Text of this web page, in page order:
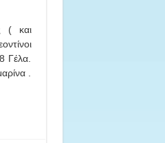
( και
Γέλα.
.